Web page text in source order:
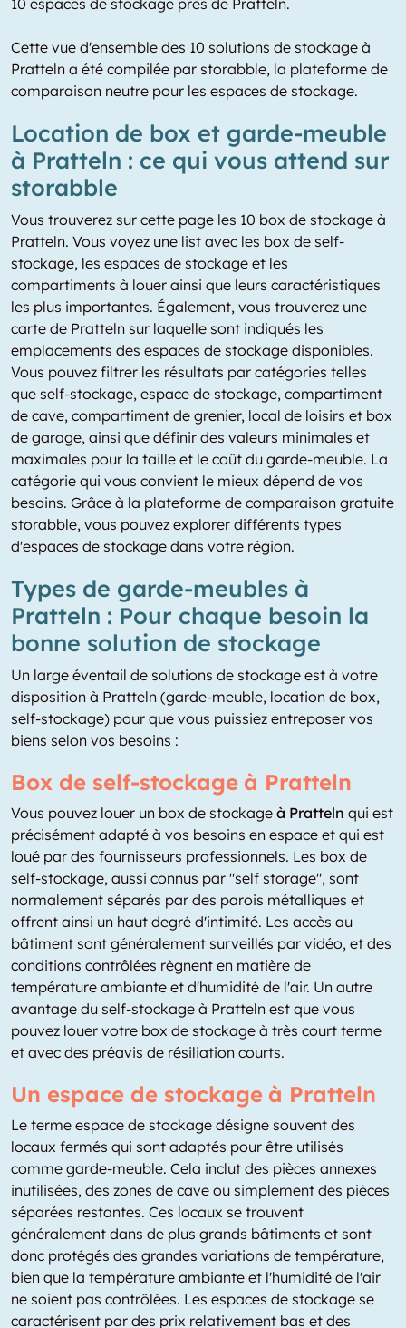
Cette vue d'ensemble des 10 solutions de stockage à
Pratteln a été compilée par storabble, la plateforme de
comparaison neutre pour les espaces de stockage.
Location de box et garde-meuble
à Pratteln : ce qui vous attend sur
storabble
Vous trouverez sur cette page les 10 box de stockage à
Pratteln. Vous voyez une list avec les box de self-
stockage, les espaces de stockage et les
compartiments à louer ainsi que leurs caractéristiques
les plus importantes. Également, vous trouverez une
carte de Pratteln sur laquelle sont indiqués les
emplacements des espaces de stockage disponibles.
Vous pouvez filtrer les résultats par catégories telles
que self-stockage, espace de stockage, compartiment
de cave, compartiment de grenier, local de loisirs et box
de garage, ainsi que définir des valeurs minimales et
maximales pour la taille et le coût du garde-meuble. La
catégorie qui vous convient le mieux dépend de vos
besoins. Grâce à la plateforme de comparaison gratuite
storabble, vous pouvez explorer différents types
d'espaces de stockage dans votre région.
Types de garde-meubles à
Pratteln : Pour chaque besoin la
bonne solution de stockage
Un large éventail de solutions de stockage est à votre
disposition à Pratteln (garde-meuble, location de box,
self-stockage) pour que vous puissiez entreposer vos
biens selon vos besoins :
Box de self-stockage à Pratteln
Vous pouvez louer un box de stockage à Pratteln qui est
précisément adapté à vos besoins en espace et qui est
loué par des fournisseurs professionnels. Les box de
self-stockage, aussi connus par "self storage", sont
normalement séparés par des parois métalliques et
offrent ainsi un haut degré d'intimité. Les accès au
bâtiment sont généralement surveillés par vidéo, et des
conditions contrôlées règnent en matière de
température ambiante et d'humidité de l'air. Un autre
avantage du self-stockage à Pratteln est que vous
pouvez louer votre box de stockage à très court terme
et avec des préavis de résiliation courts.
Un espace de stockage à Pratteln
Le terme espace de stockage désigne souvent des
locaux fermés qui sont adaptés pour être utilisés
comme garde-meuble. Cela inclut des pièces annexes
inutilisées, des zones de cave ou simplement des pièces
séparées restantes. Ces locaux se trouvent
généralement dans de plus grands bâtiments et sont
donc protégés des grandes variations de température,
bien que la température ambiante et l'humidité de l'air
ne soient pas contrôlées. Les espaces de stockage se
caractérisent par des prix relativement bas et des